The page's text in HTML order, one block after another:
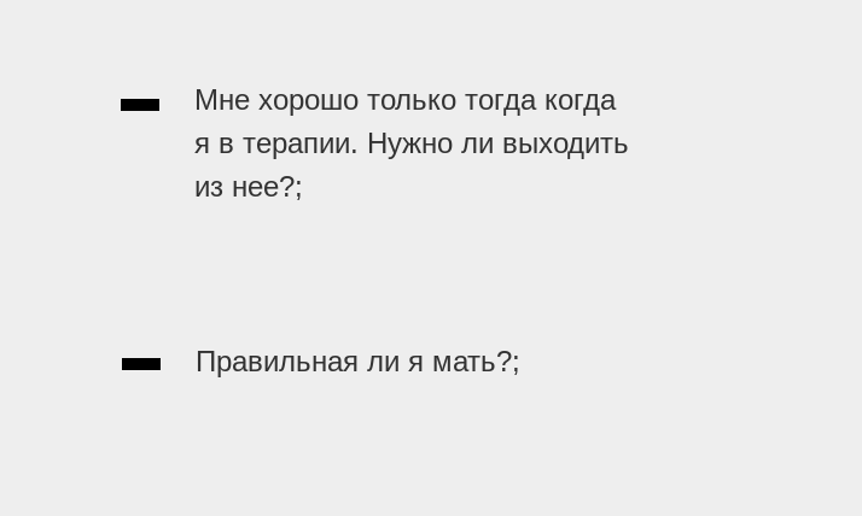
Правильная ли я мать?;
Мне хорошо только тогда когда
я в терапии. Нужно ли выходить
из нее?;